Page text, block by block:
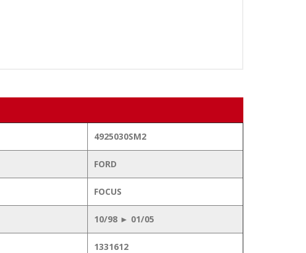
4925030SM2
FORD
FOCUS
10/98 ► 01/05
1331612